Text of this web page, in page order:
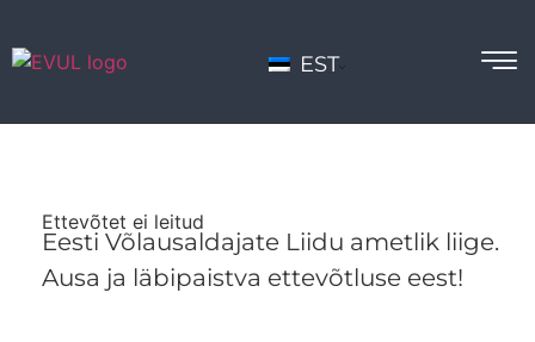
EST
Ettevõtet ei leitud
Eesti Võlausaldajate Liidu ametlik liige.
Ausa ja läbipaistva ettevõtluse eest!